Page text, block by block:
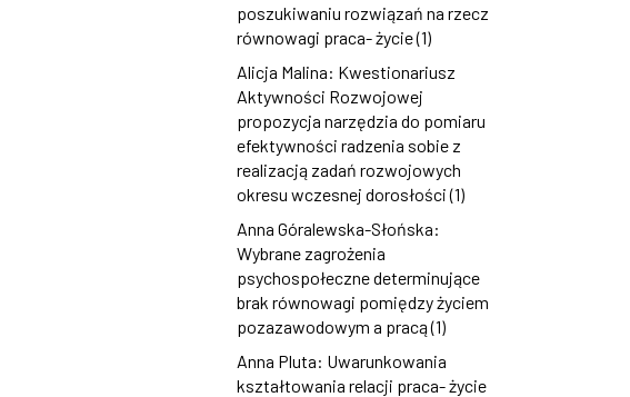
poszukiwaniu rozwiązań na rzecz
równowagi praca- życie (1)
Alicja Malina: Kwestionariusz
Aktywności Rozwojowej
propozycja narzędzia do pomiaru
efektywności radzenia sobie z
realizacją zadań rozwojowych
okresu wczesnej dorosłości (1)
Anna Góralewska-Słońska:
Wybrane zagrożenia
psychospołeczne determinujące
brak równowagi pomiędzy życiem
pozazawodowym a pracą (1)
Anna Pluta: Uwarunkowania
kształtowania relacji praca- życie